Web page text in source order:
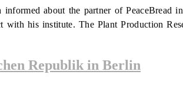
about the partner of
his institute. The Plant Production
Republik in Berlin